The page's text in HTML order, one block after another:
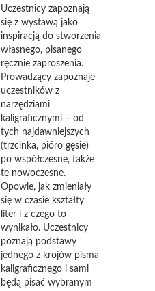
Uczestnicy zapoznają
się z wystawą jako
inspiracją do stworzenia
własnego, pisanego
ręcznie zaproszenia.
Prowadzący zapoznaje
uczestników z
narzędziami
kaligraficznymi – od
tych najdawniejszych
(trzcinka, pióro gęsie)
po współczesne, także
te nowoczesne.
Opowie, jak zmieniały
się w czasie kształty
liter i z czego to
wynikało. Uczestnicy
poznają podstawy
jednego z krojów pisma
kaligraficznego i sami
będą pisać wybranym